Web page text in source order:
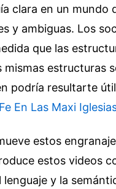
clara en un mundo
y ambiguas. Los
que las
mismas estructuras
podría resultarte
En Las Maxi
estos
estos videos
lenguaje y la